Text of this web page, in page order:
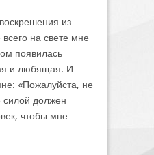
из
на свете мне
появилась
и любящая. И
«Пожалуйста, не
силой должен
чтобы мне